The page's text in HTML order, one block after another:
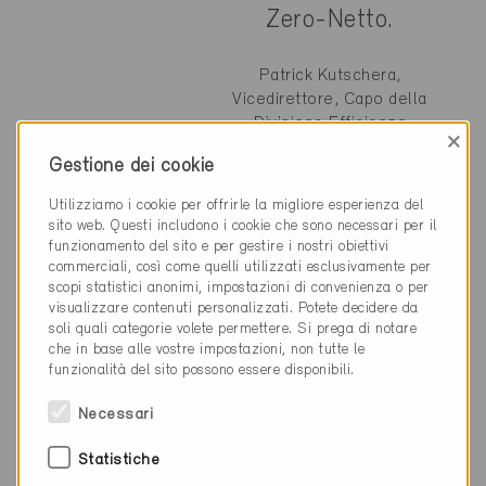
Zero-Netto.
Patrick Kutschera,
Vicedirettore, Capo della
Divisione Efficienza
Panoramica dei vantaggi
A chi si rivolge Minergie-Zero-Netto?
Minergie-Zero-Netto è pensato per committenti, architetti
e progettisti che vogliono essere all’avanguardia
nell’ambito dello zero netto. Può trattarsi di pionieri del
settore privato o di committenti pubblici.
Gestione dei cookie
×
Utilizziamo i cookie per offrirle la migliore esperienza del
sito web. Questi includono i cookie che sono necessari per il
funzionamento del sito e per gestire i nostri obiettivi
commerciali, così come quelli utilizzati esclusivamente per
scopi statistici anonimi, impostazioni di convenienza o per
visualizzare contenuti personalizzati. Potete decidere da
soli quali categorie volete permettere. Si prega di notare
che in base alle vostre impostazioni, non tutte le
funzionalità del sito possono essere disponibili.
Necessari
Statistiche